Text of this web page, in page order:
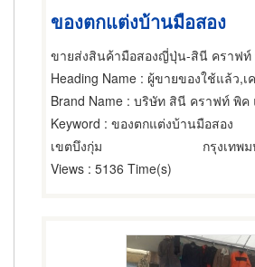
ของตกแต่งบ้านมือสอง
ขายส่งสินค้ามือสองญี่ปุ่น-สินี คราฟ
Heading Name : ผู้ขายของใช้แล้ว,เครื่องตกแต่งบ้
Brand Name : บริษัท สินี คราฟท์ พิค
Keyword : ของตกแต่งบ้านมือสอง
เขตบึงกุ่ม
กรุงเทพ
Views : 5136 Time(s)